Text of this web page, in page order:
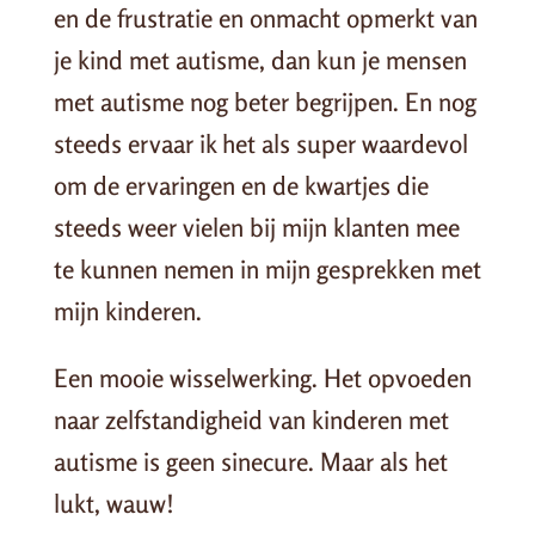
en de frustratie en onmacht opmerkt van
je kind met autisme, dan kun je mensen
met autisme nog beter begrijpen. En nog
steeds ervaar ik het als super waardevol
om de ervaringen en de kwartjes die
steeds weer vielen bij mijn klanten mee
te kunnen nemen in mijn gesprekken met
mijn kinderen.
Een mooie wisselwerking. Het opvoeden
naar zelfstandigheid van kinderen met
autisme is geen sinecure. Maar als het
lukt, wauw!